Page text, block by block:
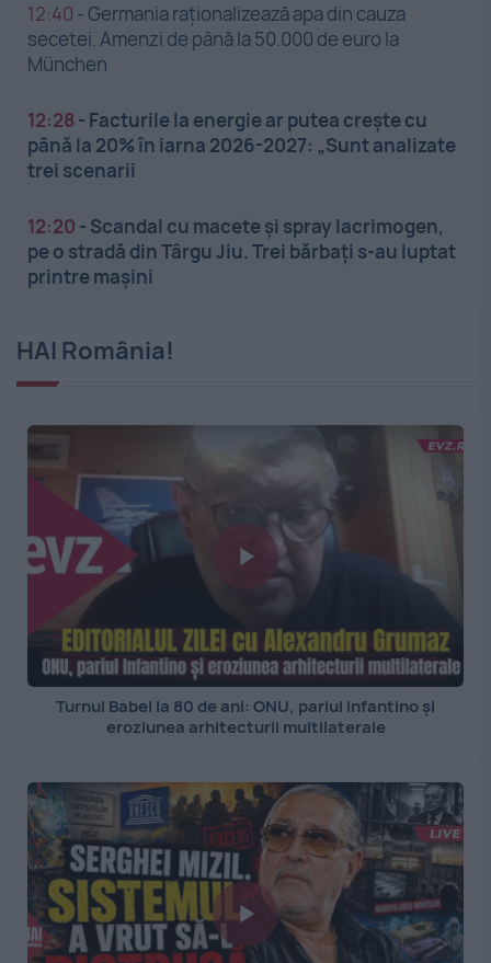
12:40 -Germania raționalizează apa din cauza
secetei. Amenzi de până la 50.000 de euro la
München
12:28 - Facturile la energie ar putea crește cu
până la 20% în iarna 2026-2027: „Sunt analizate
trei scenarii
12:20 - Scandal cu macete și spray lacrimogen,
pe o stradă din Târgu Jiu. Trei bărbați s-au luptat
printre mașini
HAI România!
Turnul Babel la 80 de ani: ONU, pariul Infantino și
eroziunea arhitecturii multilaterale